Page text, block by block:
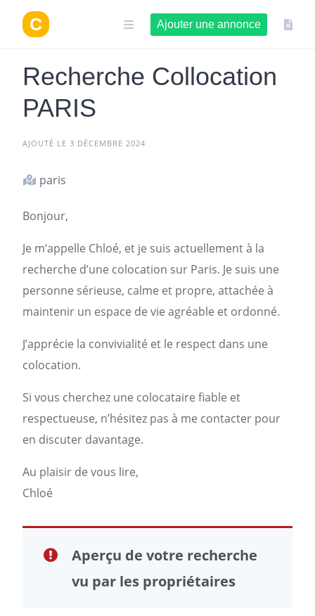
contenu
Ajouter une annonce
Recherche Collocation
PARIS
AJOUTÉ LE 3 DÉCEMBRE 2024
paris
Bonjour,
Je m’appelle Chloé, et je suis actuellement à la
recherche d’une colocation sur Paris. Je suis une
personne sérieuse, calme et propre, attachée à
maintenir un espace de vie agréable et ordonné.
J’apprécie la convivialité et le respect dans une
colocation.
Si vous cherchez une colocataire fiable et
respectueuse, n’hésitez pas à me contacter pour
en discuter davantage.
Au plaisir de vous lire,
Chloé
Aperçu de votre recherche
vu par les propriétaires